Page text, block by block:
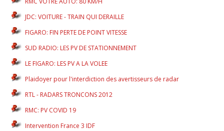
JDC: VOITURE - TRAIN QUI DERAILLE
FIGARO: FIN PERTE DE POINT VITESSE
SUD RADIO: LES PV DE STATIONNEMENT
LE FIGARO: LES PV A LA VOLEE
Plaidoyer pour l'interdiction des avertisseurs de radar
RTL - RADARS TRONCONS 2012
RMC: PV COVID 19
Intervention France 3 IDF